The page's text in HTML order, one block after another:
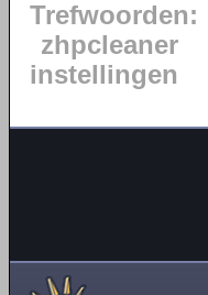
Trefwoorden:
zhpcleaner
instellingen